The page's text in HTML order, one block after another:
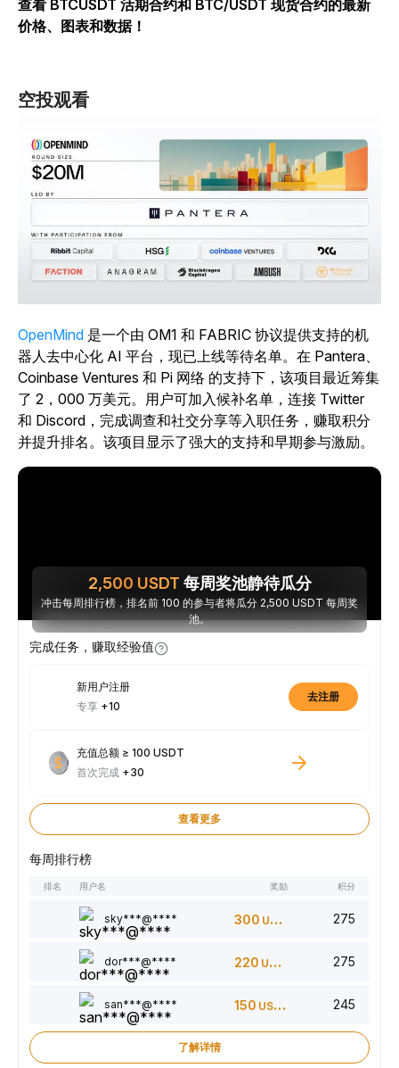
查看 BTCUSDT 活期合约和 BTC/USDT 现货合约的最新
价格、图表和数据！
空投观看
OpenMind 是一个由 OM1 和 FABRIC 协议提供支持的机
器人去中心化 AI 平台，现已上线等待名单。在 Pantera、
Coinbase Ventures 和 Pi 网络 的支持下，该项目最近筹集
了 2，000 万美元。用户可加入候补名单，连接 Twitter
和 Discord，完成调查和社交分享等入职任务，赚取积分
并提升排名。该项目显示了强大的支持和早期参与激励。
2,500 USDT 每周奖池静待瓜分
冲击每周排行榜，排名前 100 的参与者将瓜分 2,500 USDT 每周奖
池。
完成任务，赚取经验值
新用户注册
专享 +10
去注册
充值总额 ≥ 100 USDT
首次完成 +30
查看更多
每周排行榜
排名 用户名 奖励 积分
sky***@**** 300 USDT 275
dor***@**** 220 USDT 275
san***@**** 150 USDT 245
了解详情